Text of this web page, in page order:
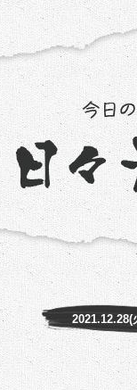
2021.12.28(